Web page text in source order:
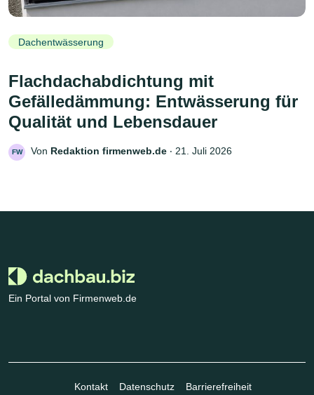
Dachentwässerung
Flachdachabdichtung mit
Gefälledämmung: Entwässerung für
Qualität und Lebensdauer
FW Von Redaktion firmenweb.de ‧ 21. Juli 2026
Ein Portal von Firmenweb.de
Kontakt Datenschutz Barrierefreiheit